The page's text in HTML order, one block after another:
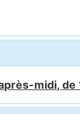
midi, de